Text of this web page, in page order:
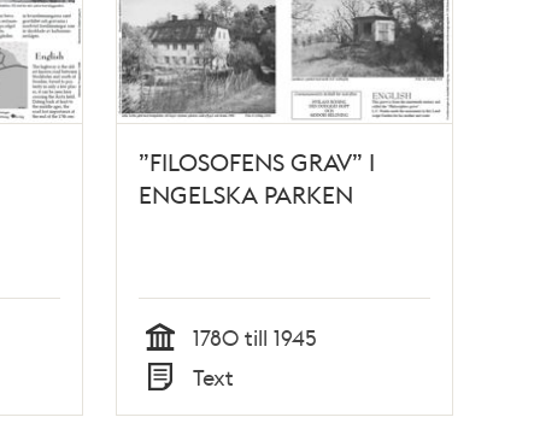
”FILOSOFENS GRAV” I
ENGELSKA PARKEN
Tid
1780 till 1945
Typ
Text